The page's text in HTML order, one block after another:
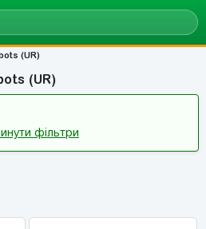
(UR)
(UR)
фільтри